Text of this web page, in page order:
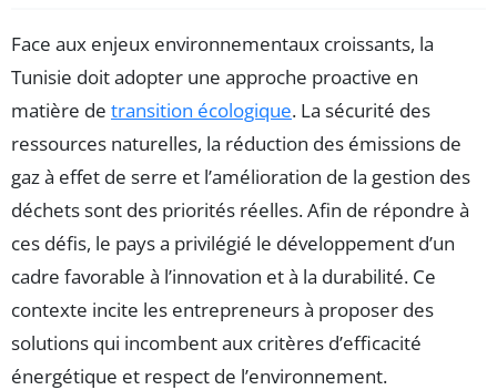
Face aux enjeux environnementaux croissants, la
Tunisie doit adopter une approche proactive en
matière de transition écologique. La sécurité des
ressources naturelles, la réduction des émissions de
gaz à effet de serre et l’amélioration de la gestion des
déchets sont des priorités réelles. Afin de répondre à
ces défis, le pays a privilégié le développement d’un
cadre favorable à l’innovation et à la durabilité. Ce
contexte incite les entrepreneurs à proposer des
solutions qui incombent aux critères d’efficacité
énergétique et respect de l’environnement.